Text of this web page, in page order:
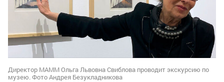
Директор МАММ Ольга Львовна Свиблова проводит экскурсию по
музею. Фото Андрея Безукладникова